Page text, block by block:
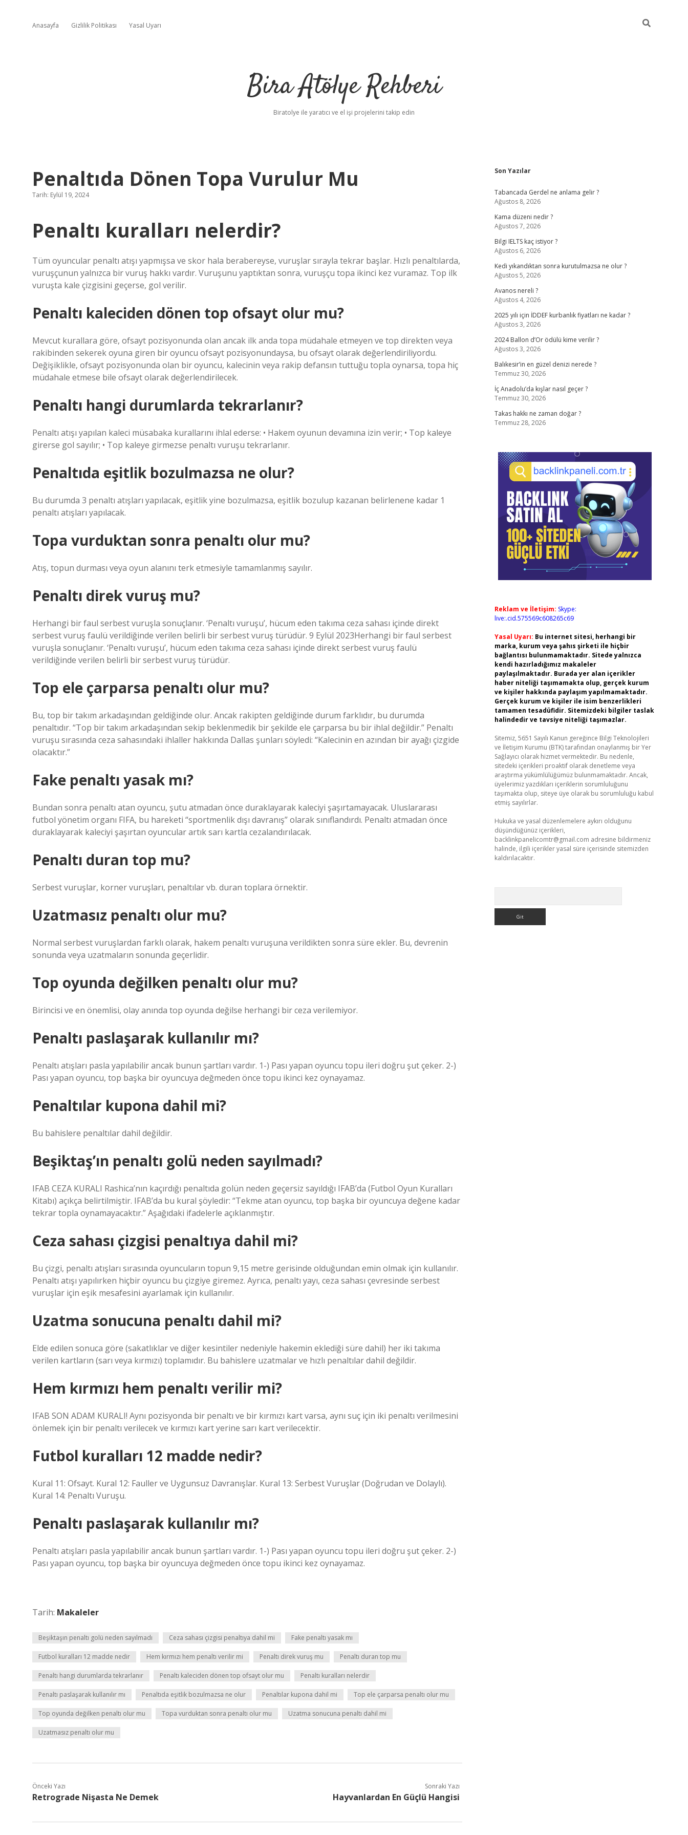
Anasayfa Gizlilik Politikası Yasal Uyarı
Bira Atölye Rehberi
Biratolye ile yaratıcı ve el işi projelerini takip edin
Penaltıda Dönen Topa Vurulur Mu
Tarih: Eylül 19, 2024
Penaltı kuralları nelerdir?
Tüm oyuncular penaltı atışı yapmışsa ve skor hala berabereyse, vuruşlar sırayla tekrar başlar. Hızlı penaltılarda,
vuruşçunun yalnızca bir vuruş hakkı vardır. Vuruşunu yaptıktan sonra, vuruşçu topa ikinci kez vuramaz. Top ilk
vuruşta kale çizgisini geçerse, gol verilir.
Penaltı kaleciden dönen top ofsayt olur mu?
Mevcut kurallara göre, ofsayt pozisyonunda olan ancak ilk anda topa müdahale etmeyen ve top direkten veya
rakibinden sekerek oyuna giren bir oyuncu ofsayt pozisyonundaysa, bu ofsayt olarak değerlendiriliyordu.
Değişiklikle, ofsayt pozisyonunda olan bir oyuncu, kalecinin veya rakip defansın tuttuğu topla oynarsa, topa hiç
müdahale etmese bile ofsayt olarak değerlendirilecek.
Penaltı hangi durumlarda tekrarlanır?
Penaltı atışı yapılan kaleci müsabaka kurallarını ihlal ederse: • Hakem oyunun devamına izin verir; • Top kaleye
girerse gol sayılır; • Top kaleye girmezse penaltı vuruşu tekrarlanır.
Penaltıda eşitlik bozulmazsa ne olur?
Bu durumda 3 penaltı atışları yapılacak, eşitlik yine bozulmazsa, eşitlik bozulup kazanan belirlenene kadar 1
penaltı atışları yapılacak.
Topa vurduktan sonra penaltı olur mu?
Atış, topun durması veya oyun alanını terk etmesiyle tamamlanmış sayılır.
Penaltı direk vuruş mu?
Herhangi bir faul serbest vuruşla sonuçlanır. ‘Penaltı vuruşu’, hücum eden takıma ceza sahası içinde direkt
serbest vuruş faulü verildiğinde verilen belirli bir serbest vuruş türüdür. 9 Eylül 2023Herhangi bir faul serbest
vuruşla sonuçlanır. ‘Penaltı vuruşu’, hücum eden takıma ceza sahası içinde direkt serbest vuruş faulü
verildiğinde verilen belirli bir serbest vuruş türüdür.
Top ele çarparsa penaltı olur mu?
Bu, top bir takım arkadaşından geldiğinde olur. Ancak rakipten geldiğinde durum farklıdır, bu durumda
penaltıdır. “Top bir takım arkadaşından sekip beklenmedik bir şekilde ele çarparsa bu bir ihlal değildir.” Penaltı
vuruşu sırasında ceza sahasındaki ihlaller hakkında Dallas şunları söyledi: “Kalecinin en azından bir ayağı çizgide
olacaktır.”
Fake penaltı yasak mı?
Bundan sonra penaltı atan oyuncu, şutu atmadan önce duraklayarak kaleciyi şaşırtamayacak. Uluslararası
futbol yönetim organı FIFA, bu hareketi “sportmenlik dışı davranış” olarak sınıflandırdı. Penaltı atmadan önce
duraklayarak kaleciyi şaşırtan oyuncular artık sarı kartla cezalandırılacak.
Penaltı duran top mu?
Serbest vuruşlar, korner vuruşları, penaltılar vb. duran toplara örnektir.
Uzatmasız penaltı olur mu?
Normal serbest vuruşlardan farklı olarak, hakem penaltı vuruşuna verildikten sonra süre ekler. Bu, devrenin
sonunda veya uzatmaların sonunda geçerlidir.
Top oyunda değilken penaltı olur mu?
Birincisi ve en önemlisi, olay anında top oyunda değilse herhangi bir ceza verilemiyor.
Penaltı paslaşarak kullanılır mı?
Penaltı atışları pasla yapılabilir ancak bunun şartları vardır. 1-) Pası yapan oyuncu topu ileri doğru şut çeker. 2-)
Pası yapan oyuncu, top başka bir oyuncuya değmeden önce topu ikinci kez oynayamaz.
Penaltılar kupona dahil mi?
Bu bahislere penaltılar dahil değildir.
Beşiktaş’ın penaltı golü neden sayılmadı?
IFAB CEZA KURALI Rashica’nın kaçırdığı penaltıda golün neden geçersiz sayıldığı IFAB’da (Futbol Oyun Kuralları
Kitabı) açıkça belirtilmiştir. IFAB’da bu kural şöyledir: “Tekme atan oyuncu, top başka bir oyuncuya değene kadar
tekrar topla oynamayacaktır.” Aşağıdaki ifadelerle açıklanmıştır.
Ceza sahası çizgisi penaltıya dahil mi?
Bu çizgi, penaltı atışları sırasında oyuncuların topun 9,15 metre gerisinde olduğundan emin olmak için kullanılır.
Penaltı atışı yapılırken hiçbir oyuncu bu çizgiye giremez. Ayrıca, penaltı yayı, ceza sahası çevresinde serbest
vuruşlar için eşik mesafesini ayarlamak için kullanılır.
Uzatma sonucuna penaltı dahil mi?
Elde edilen sonuca göre (sakatlıklar ve diğer kesintiler nedeniyle hakemin eklediği süre dahil) her iki takıma
verilen kartların (sarı veya kırmızı) toplamıdır. Bu bahislere uzatmalar ve hızlı penaltılar dahil değildir.
Hem kırmızı hem penaltı verilir mi?
IFAB SON ADAM KURALI! Aynı pozisyonda bir penaltı ve bir kırmızı kart varsa, aynı suç için iki penaltı verilmesini
önlemek için bir penaltı verilecek ve kırmızı kart yerine sarı kart verilecektir.
Futbol kuralları 12 madde nedir?
Kural 11: Ofsayt. Kural 12: Fauller ve Uygunsuz Davranışlar. Kural 13: Serbest Vuruşlar (Doğrudan ve Dolaylı).
Kural 14: Penaltı Vuruşu.
Penaltı paslaşarak kullanılır mı?
Penaltı atışları pasla yapılabilir ancak bunun şartları vardır. 1-) Pası yapan oyuncu topu ileri doğru şut çeker. 2-)
Pası yapan oyuncu, top başka bir oyuncuya değmeden önce topu ikinci kez oynayamaz.
Tarih: Makaleler
Beşiktaşın penaltı golü neden sayılmadı Ceza sahası çizgisi penaltıya dahil mi Fake penaltı yasak mı
Futbol kuralları 12 madde nedir Hem kırmızı hem penaltı verilir mi Penaltı direk vuruş mu Penaltı duran top mu
Penaltı hangi durumlarda tekrarlanır Penaltı kaleciden dönen top ofsayt olur mu Penaltı kuralları nelerdir
Penaltı paslaşarak kullanılır mı Penaltıda eşitlik bozulmazsa ne olur Penaltılar kupona dahil mi Top ele çarparsa penaltı olur mu
Top oyunda değilken penaltı olur mu Topa vurduktan sonra penaltı olur mu Uzatma sonucuna penaltı dahil mi
Uzatmasız penaltı olur mu
Önceki Yazı
Retrograde Nişasta Ne Demek
Sonraki Yazı
Hayvanlardan En Güçlü Hangisi
Sidebar
Son Yazılar
Tabancada Gerdel ne anlama gelir ?
Ağustos 8, 2026
Kama düzeni nedir ?
Ağustos 7, 2026
Bilgi IELTS kaç istiyor ?
Ağustos 6, 2026
Kedi yıkandıktan sonra kurutulmazsa ne olur ?
Ağustos 5, 2026
Avanos nereli ?
Ağustos 4, 2026
2025 yılı için İDDEF kurbanlık fiyatları ne kadar ?
Ağustos 3, 2026
2024 Ballon d’Or ödülü kime verilir ?
Ağustos 3, 2026
Balıkesir’in en güzel denizi nerede ?
Temmuz 30, 2026
İç Anadolu’da kışlar nasıl geçer ?
Temmuz 30, 2026
Takas hakkı ne zaman doğar ?
Temmuz 28, 2026
Reklam ve İletişim: Skype:
live:.cid.575569c608265c69
Yasal Uyarı: Bu internet sitesi, herhangi bir
marka, kurum veya şahıs şirketi ile hiçbir
bağlantısı bulunmamaktadır. Sitede yalnızca
kendi hazırladığımız makaleler
paylaşılmaktadır. Burada yer alan içerikler
haber niteliği taşımamakta olup, gerçek kurum
ve kişiler hakkında paylaşım yapılmamaktadır.
Gerçek kurum ve kişiler ile isim benzerlikleri
tamamen tesadüfidir. Sitemizdeki bilgiler taslak
halindedir ve tavsiye niteliği taşımazlar.
Sitemiz, 5651 Sayılı Kanun gereğince Bilgi Teknolojileri
ve İletişim Kurumu (BTK) tarafından onaylanmış bir Yer
Sağlayıcı olarak hizmet vermektedir. Bu nedenle,
sitedeki içerikleri proaktif olarak denetleme veya
araştırma yükümlülüğümüz bulunmamaktadır. Ancak,
üyelerimiz yazdıkları içeriklerin sorumluluğunu
taşımakta olup, siteye üye olarak bu sorumluluğu kabul
etmiş sayılırlar.
Hukuka ve yasal düzenlemelere aykırı olduğunu
düşündüğünüz içerikleri,
backlinkpanelicomtr@gmail.com adresine bildirmeniz
halinde, ilgili içerikler yasal süre içerisinde sitemizden
kaldırılacaktır.
betciBetexper giriş adresi